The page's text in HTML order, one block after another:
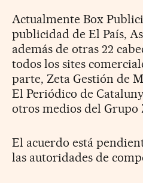
Actualmente Box
publicidad de El País,
además de otras 22
todos los sites
parte, Zeta Gestión de
El Periódico de
otros medios del Grupo
El acuerdo está
las autoridades de